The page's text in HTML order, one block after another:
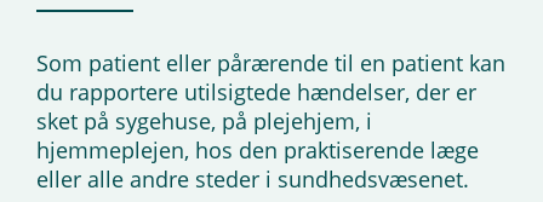
Som patient eller pårærende til en patient kan
du rapportere utilsigtede hændelser, der er
sket på sygehuse, på plejehjem, i
hjemmeplejen, hos den praktiserende læge
eller alle andre steder i sundhedsvæsenet.